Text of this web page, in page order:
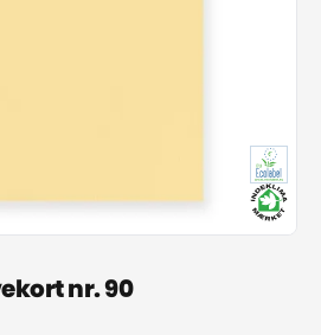
nr. 90